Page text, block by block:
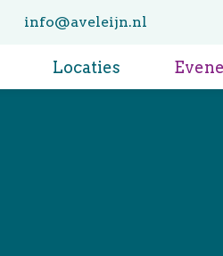
info@aveleijn.nl
Locaties